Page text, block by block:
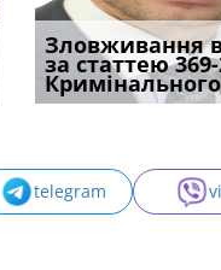
Якщо суд
відшкодування
наявніс
Зловживання
за статтею
Кримінального
Кого з
ШІ, а хто
міль
telegram